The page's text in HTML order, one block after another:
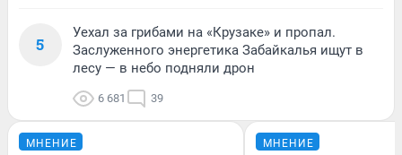
5
Уехал за грибами на «Крузаке» и пропал.
Заслуженного энергетика Забайкалья ищут в
лесу — в небо подняли дрон
6 681 39
МНЕНИЕ МНЕНИЕ